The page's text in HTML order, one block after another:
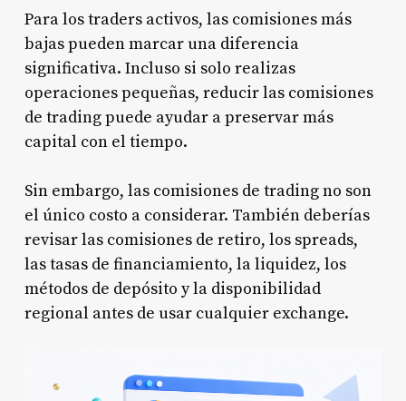
Para los traders activos, las comisiones más
bajas pueden marcar una diferencia
significativa. Incluso si solo realizas
operaciones pequeñas, reducir las comisiones
de trading puede ayudar a preservar más
capital con el tiempo.
Sin embargo, las comisiones de trading no son
el único costo a considerar. También deberías
revisar las comisiones de retiro, los spreads,
las tasas de financiamiento, la liquidez, los
métodos de depósito y la disponibilidad
regional antes de usar cualquier exchange.